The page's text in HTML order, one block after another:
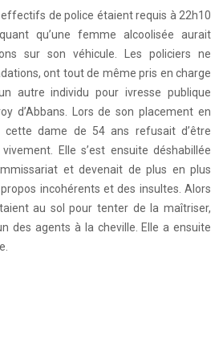
effectifs de police étaient requis à 22h10
qu’une femme alcoolisée aurait
sur son véhicule. Les policiers ne
ont tout de même pris en charge
autre individu pour ivresse publique
d’Abbans. Lors de son placement en
cette dame de 54 ans refusait d’être
Elle s’est ensuite déshabillée
et devenait de plus en plus
incohérents et des insultes. Alors
au sol pour tenter de la maîtriser,
des agents à la cheville. Elle a ensuite